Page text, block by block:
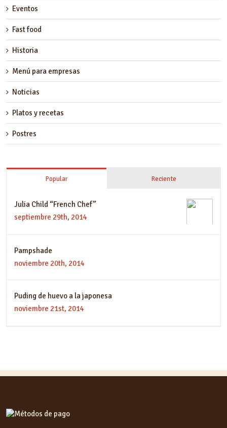
Eventos
Fast food
Historia
Menú para empresas
Noticias
Platos y recetas
Postres
Popular Reciente
Julia Child “French Chef”
septiembre 29th, 2014
Pampshade
noviembre 20th, 2014
Puding de huevo a la japonesa
noviembre 21st, 2014